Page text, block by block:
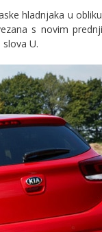
hladnjaka u
s novim
U.